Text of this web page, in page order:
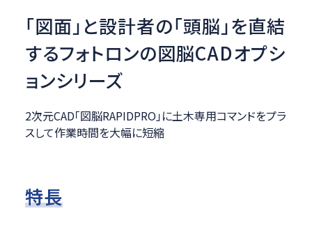
「図面」と設計者の「頭脳」を直結
するフォトロンの図脳CADオプシ
ョンシリーズ
2次元CAD「図脳RAPIDPRO」に土木専用コマンドをプラ
スして作業時間を大幅に短縮
特長